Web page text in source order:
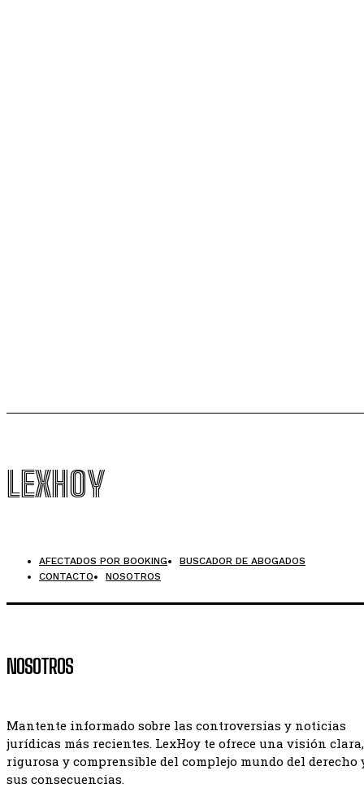
LEXHOY
AFECTADOS POR BOOKING
BUSCADOR DE ABOGADOS
CONTACTO
NOSOTROS
NOSOTROS
Mantente informado sobre las controversias y noticias
jurídicas más recientes. LexHoy te ofrece una visión clara,
rigurosa y comprensible del complejo mundo del derecho
sus consecuencias.